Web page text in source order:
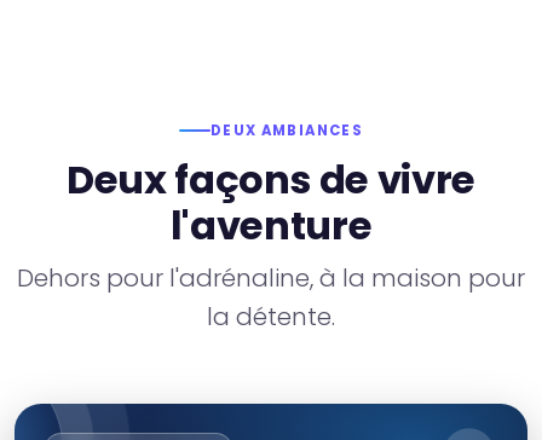
DEUX AMBIANCES
Deux façons de vivre
l'aventure
Dehors pour l'adrénaline, à la maison pour
la détente.